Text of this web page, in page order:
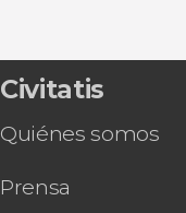
Civitatis
Quiénes somos
Prensa